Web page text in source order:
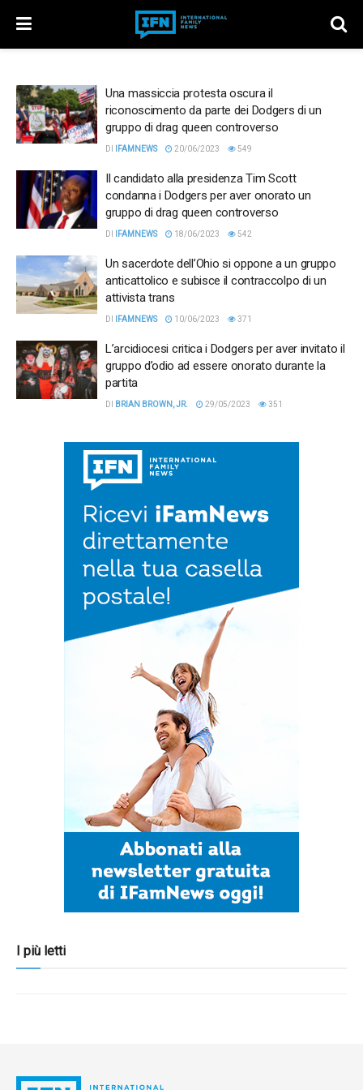
Una massiccia protesta oscura il
riconoscimento da parte dei Dodgers di un
gruppo di drag queen controverso
DI IFAMNEWS 20/06/2023 549
Il candidato alla presidenza Tim Scott
condanna i Dodgers per aver onorato un
gruppo di drag queen controverso
DI IFAMNEWS 18/06/2023 542
Un sacerdote dell’Ohio si oppone a un gruppo
anticattolico e subisce il contraccolpo di un
attivista trans
DI IFAMNEWS 10/06/2023 371
L’arcidiocesi critica i Dodgers per aver invitato il
gruppo d’odio ad essere onorato durante la
partita
DI BRIAN BROWN, JR. 29/05/2023 351
I più letti